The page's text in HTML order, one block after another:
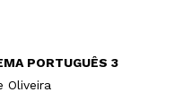
PORTUGUÊS 3
Oliveira